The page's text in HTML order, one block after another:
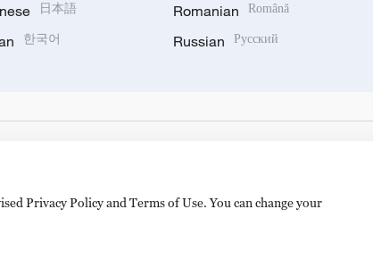
日本語
한국어
Romanian Română
Russian Русский
Road, Beijing, China. 100040
Privacy Policy and Terms of Use. You can change your